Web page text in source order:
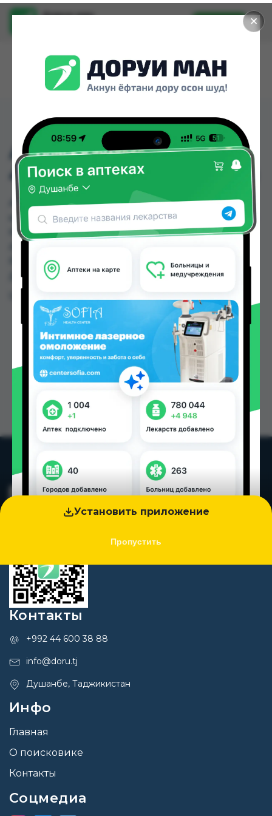
✕
Установить приложение
Пропустить
Доруи ман
Установить
АЛЬБЕНДАЗОЛ ТБ
400МГ №1 (АБИДЕ-400)
АЛЬБЕНДАЗОЛ ТБ 400МГ №1 (АБИДЕ-400)
можно купить или заказать в аптеках, Абубакри
Карим, АЗИЗ ВАКО , Алишер-К, Аптека + 24/7,
Рецепт по цене от 2.20 TJS до 2.42 TJS в
Душанбе и других городах Таджикистана
Контакты
+992 44 600 38 88
info@doru.tj
Душанбе, Таджикистан
Инфо
Главная
О поисковике
Контакты
Соцмедиа